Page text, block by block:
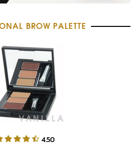
BROW PALETTE
4.50